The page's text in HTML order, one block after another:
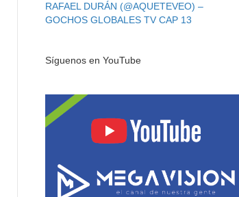
RAFAEL DURÁN (@AQUETEVEO) –
GOCHOS GLOBALES TV CAP 13
Síguenos en YouTube